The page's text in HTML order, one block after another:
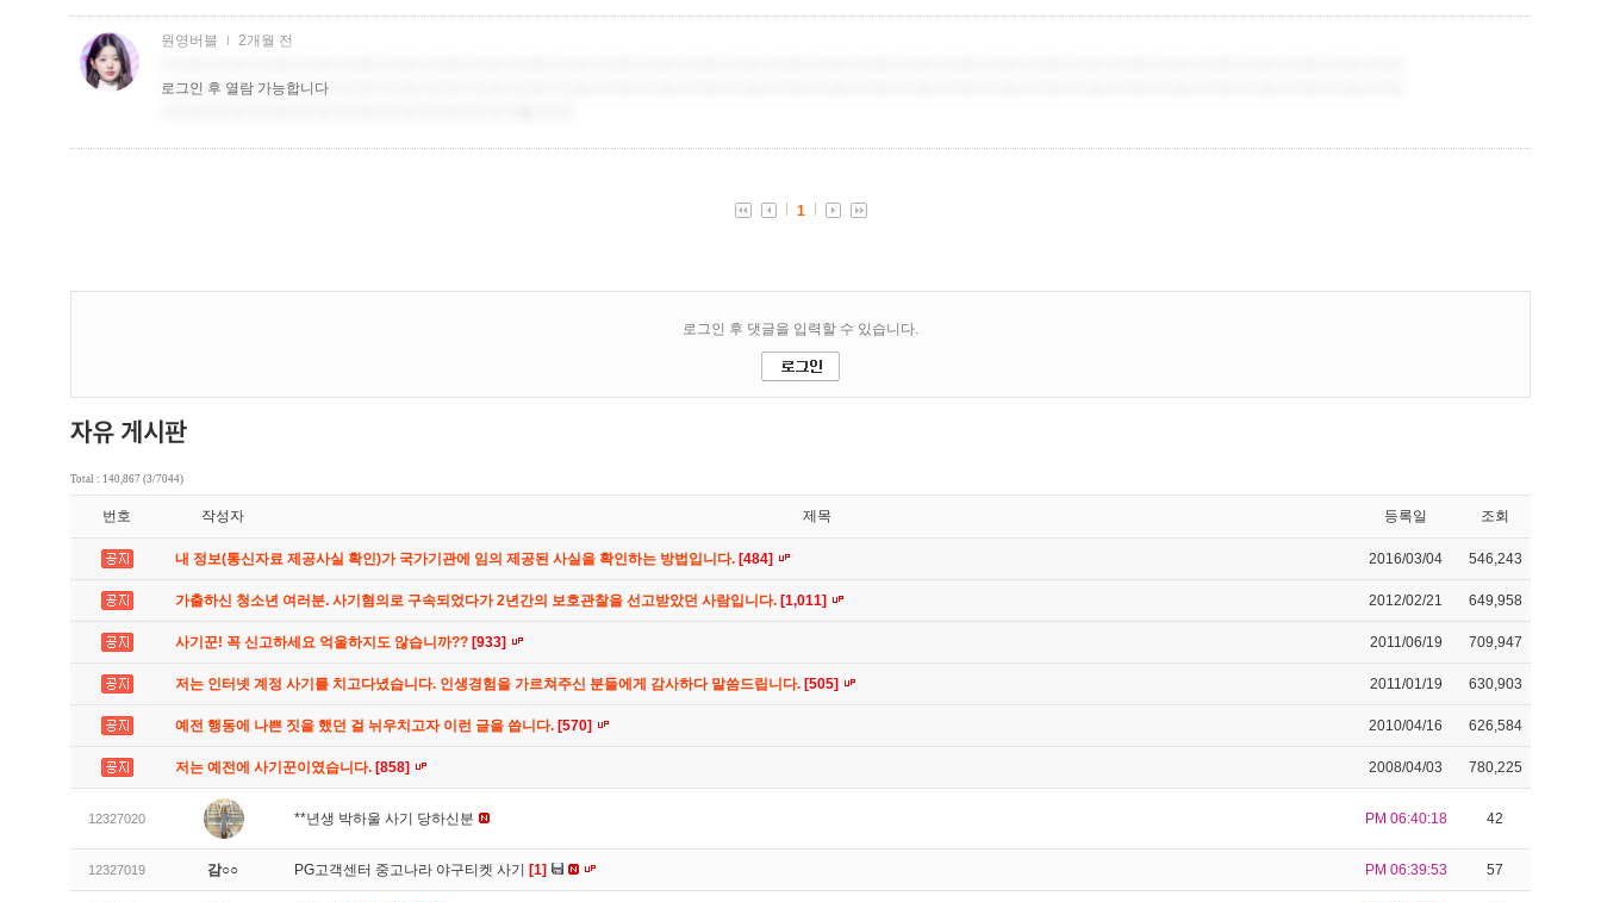
Total : 140,867 (3/7044)
번호 작성자 제목 등록일 조회
내 정보(통신자료 제공사실 확인)가 국가기관에 임의 제공된 사실을 확인하는 방법입니다. [484] 2016/03/04 546,243
가출하신 청소년 여러분. 사기혐의로 구속되었다가 2년간의 보호관찰을 선고받았던 사람입니다. [1,011] 2012/02/21 649,958
사기꾼! 꼭 신고하세요 억울하지도 않습니까?? [933] 2011/06/19 709,947
저는 인터넷 계정 사기를 치고다녔습니다. 인생경험을 가르쳐주신 분들에게 감사하다 말씀드립니다. [505] 2011/01/19 630,903
예전 행동에 나쁜 짓을 했던 걸 뉘우치고자 이런 글을 씁니다. [570] 2010/04/16 626,584
저는 예전에 사기꾼이였습니다. [858] 2008/04/03 780,225
12327020 **년생 박하울 사기 당하신분 PM 06:40:18 42
12327019 감○○ PG고객센터 중고나라 야구티켓 사기 [1] PM 06:39:53 57